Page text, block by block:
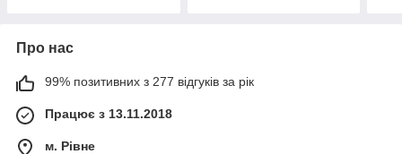
Про нас
99% позитивних з 277 відгуків за рік
Працює з 13.11.2018
м. Рівне